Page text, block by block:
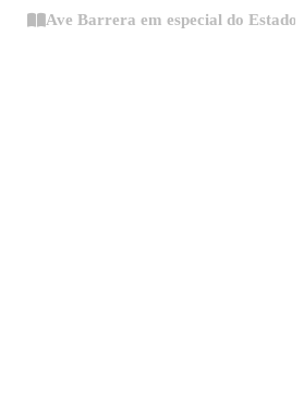
Ave Barrera em especial do Estado de